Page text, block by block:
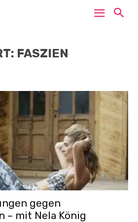
FASZIEN
gegen
– mit Nela König